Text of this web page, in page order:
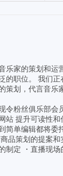
乐家的策划和
的职位。 我们
策划，代言音乐
令粉丝俱乐部
站 提升可读性
简单编辑都将
品策划的提案
制定 ・直播现